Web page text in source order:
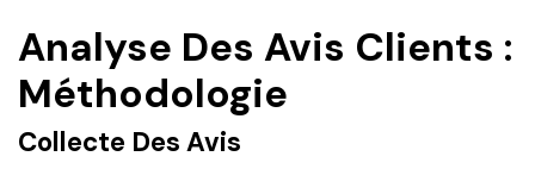
Analyse Des Avis Clients :
Méthodologie
Collecte Des Avis